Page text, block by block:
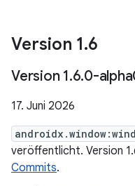
Version 1.6
Version 1.6.0-
17. Juni 2026
veröffentlicht. Version
Commits.